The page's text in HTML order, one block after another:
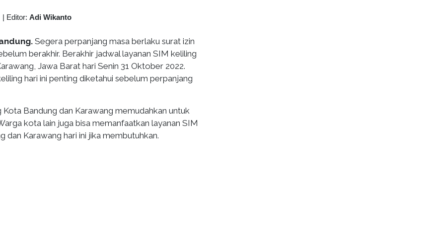
| Editor: Adi Wikanto
Segera perpanjang masa berlaku surat izin
berakhir. Berakhir jadwal layanan SIM keliling
Jawa Barat hari Senin 31 Oktober 2022.
hari ini penting diketahui sebelum perpanjang
Kota Bandung dan Karawang memudahkan untuk
kota lain juga bisa memanfaatkan layanan SIM
dan Karawang hari ini jika membutuhkan.